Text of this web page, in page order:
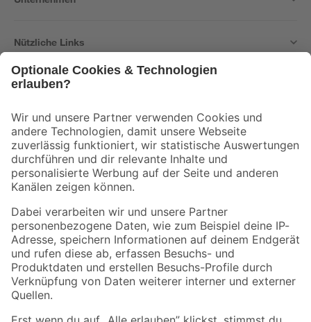
Nützliche Links
Der toom Newsletter: Keine Angebote und Aktionen mehr verpassen!
Zur Newsletter Anmeldung
Folge uns
Zahlungsarten Versandarten
Sicher einkaufen